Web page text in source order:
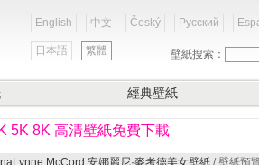
English 中文 Český Русский
日本語 繁體 壁紙搜索：
經典壁紙
5K 8K 高清壁紙免費下載
McCord 安娜麗尼·麥考德美女壁紙 / 壁紙預